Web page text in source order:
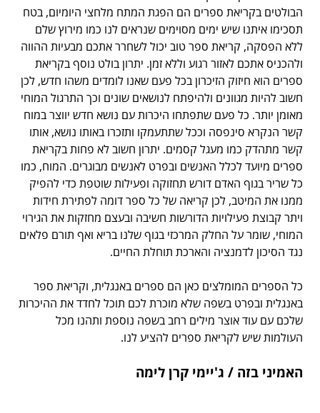
הבולטים בקריאת ספרים הם הפגת המתח מלחצי היומיום, בטח
תסכימו איתנו שיש ימים מסוימים שנראים לנו כמו מירוץ שלם
ללא הפסקה, קריאת ספר טוב יכול לשחרר אתכם מבעיות ההווה
ולהכניס אתכם לאזור רגוע וללא זמן. יתרון בולט נוסף בקריאת
ספרים הוא חיזוק הזיכרון בכל פעם שאנו לומדים משהו חדש, לכן
חשוב להיות מגוונים ולהיפתח לנושאים שונים וכך התרגול המוחי
מאומן יותר. כל פעם שתפתחו היכרות עם נושא חדש יווצר במוח
קשר הנקרא סינפסה וככל שתתעמקו ותזכרו באותו נושא, אותו
קשר מתהדק כמו מעגל קסמים. יתרון חשוב לא פחות בקריאת
ספרים מיועד לכלל האנשים ובפרט לאנשים מבוגרים. המוח, כמו
כל שריר בגוף האדם דורש תחזוקה ופעילות שוטפת כדי להפיק
ממנו את המיטב, לכן קריאה של כל ספר דומה לפתירת חידות
ויתר קבוצת פעילויות הדורשות חשיבה ובעצם מחזקות את הגירוי
המוחי, שומר על החלק המרכזי בגוף שלנו בריא ואף תורם פלאים
נגד הסיכון לדמנציה והארכת תוחלת החיים.
כל הספרים המומלצים כאן הם ספרים באנגלית, וקריאת ספר
באנגלית ובפרט בשפה שלא מוכרת לכם תוכל לחדד את ההיכרות
שלכם עם עוד אוצר מילים רחב בשפה נוספת ותהנו מכל
העולמות שיש לקריאת ספרים להציע לנו.
האמיני בזה / ג'יימי קרן לימה